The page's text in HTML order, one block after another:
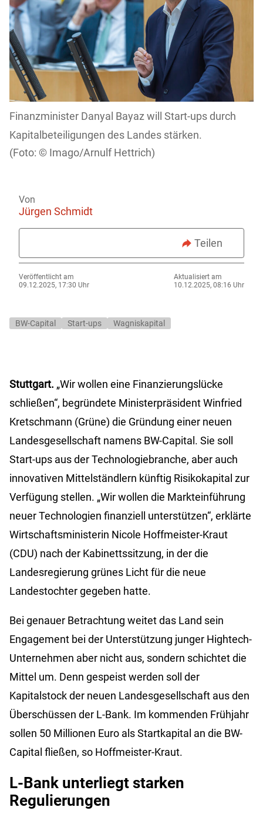
Finanzminister Danyal Bayaz will Start-ups durch
Kapitalbeteiligungen des Landes stärken.
Imago/Arnulf Hettrich)
Von
Jürgen Schmidt
Teilen
Veröffentlicht am
09.12.2025, 17:30 Uhr
Aktualisiert am
10.12.2025, 08:16 Uhr
BW-Capital Start-ups Wagniskapital
Stuttgart. „Wir wollen eine Finanzierungslücke
schließen“, begründete Ministerpräsident Winfried
Kretschmann (Grüne) die Gründung einer neuen
Landesgesellschaft namens BW-Capital. Sie soll
Start-ups aus der Technologiebranche, aber auch
innovativen Mittelständlern künftig Risikokapital zur
Verfügung stellen. „Wir wollen die Markteinführung
neuer Technologien finanziell unterstützen“, erklärte
Wirtschaftsministerin Nicole Hoffmeister-Kraut
(CDU) nach der Kabinettssitzung, in der die
Landesregierung grünes Licht für die neue
Landestochter gegeben hatte.
Bei genauer Betrachtung weitet das Land sein
Engagement bei der Unterstützung junger Hightech-
Unternehmen aber nicht aus, sondern schichtet die
Mittel um. Denn gespeist werden soll der
Kapitalstock der neuen Landesgesellschaft aus den
Überschüssen der L-Bank. Im kommenden Frühjahr
sollen 50 Millionen Euro als Startkapital an die BW-
Capital fließen, so Hoffmeister-Kraut.
L-Bank unterliegt starken
Regulierungen